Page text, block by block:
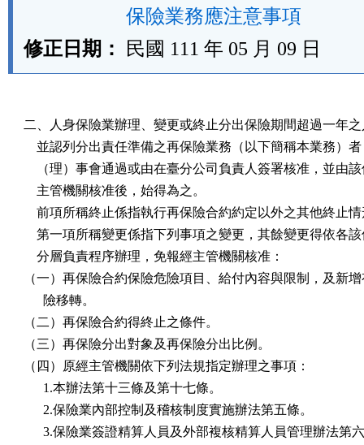
保險業務應注意事項
修正日期：
民國 111 年 05 月 09 日
二、人身保險業辦理、變更或終止分出保險期間超過一年
並認列分出責任準備之再保險業務（以下簡稱本業務）
（理）事會通過或由在臺分公司負責人簽署核准，並由
    主管機關核准後，始得為之。
前項所稱終止係指執行再保險合約約定以外之其他終止
第一項所稱變更係指下列事項之變更，其餘變更得依各
    分層負責程序辦理，免報經主管機關核准：
（一）再保險合約保險危險項目、給付內容與限制，及新
      險移轉。
（二）再保險合約得終止之條件。
（三）再保險分出對象及再保險分出比例。
（四）原經主管機關依下列法規指定辦理之事項：
      1.本辦法第十三條及第十七條。
      2.保險業內部控制及稽核制度實施辦法第五條。
3.保險業簽證精算人員及外部複核精算人員管理辦法第